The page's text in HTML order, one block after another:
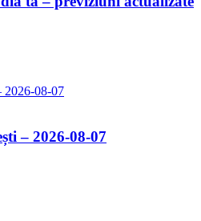
– 2026-08-07